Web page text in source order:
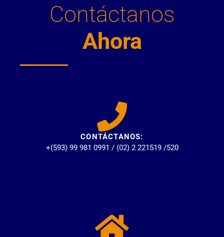
Contáctanos
Ahora
CONTÁCTANOS:
+(593) 99 981 0991 / (02) 2 221519 /520